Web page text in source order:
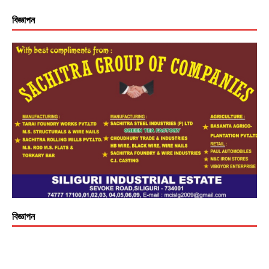
বিজ্ঞাপন
বিজ্ঞাপন